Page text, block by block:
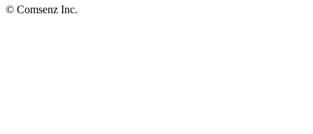
© Comsenz Inc.